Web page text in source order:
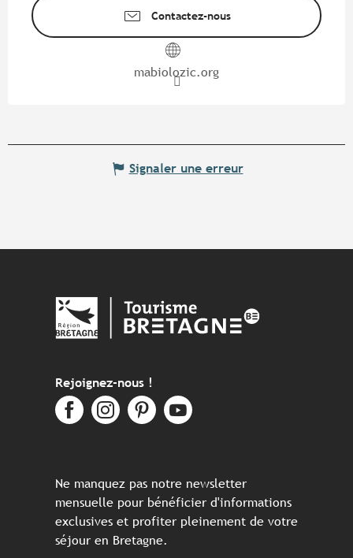
Contactez-nous
mabiolozic.org
Signaler une erreur
Rejoignez-nous !
Ne manquez pas notre newsletter
mensuelle pour bénéficier d'informations
exclusives et profiter pleinement de votre
séjour en Bretagne.